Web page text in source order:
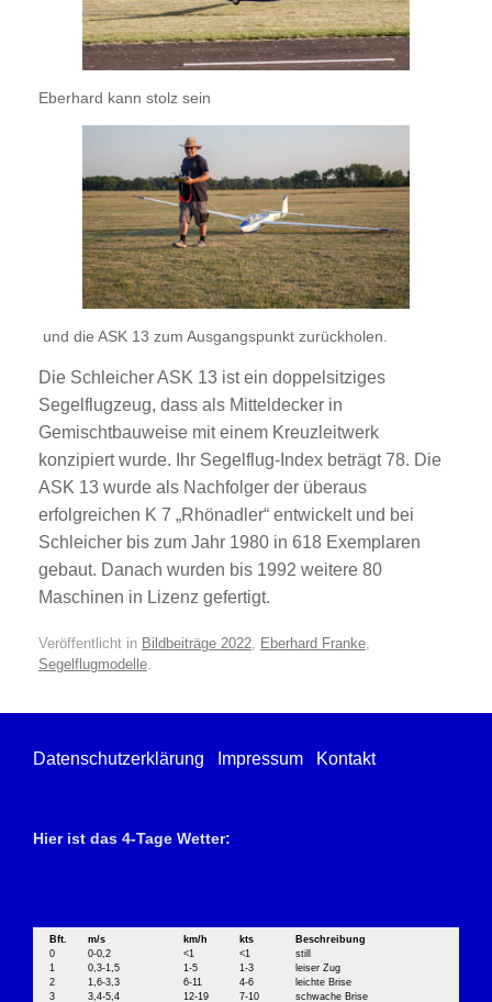
Eberhard kann stolz sein
und die ASK 13 zum Ausgangspunkt zurückholen.
Die Schleicher ASK 13 ist ein doppelsitziges
Segelflugzeug, dass als Mitteldecker in
Gemischtbauweise mit einem Kreuzleitwerk
konzipiert wurde. Ihr Segelflug-Index beträgt 78. Die
ASK 13 wurde als Nachfolger der überaus
erfolgreichen K 7 „Rhönadler“ entwickelt und bei
Schleicher bis zum Jahr 1980 in 618 Exemplaren
gebaut. Danach wurden bis 1992 weitere 80
Maschinen in Lizenz gefertigt.
Veröffentlicht in Bildbeiträge 2022 Eberhard Franke
Segelflugmodelle
Datenschutzerklärung Impressum Kontakt
Hier ist das 4-Tage Wetter:
Bft. m/s km/h kts
Beschreibung
0
0-0,2 <1 <1
still
1
0,3-1,5 1-5 1-3
leiser Zug
2
1,6-3,3 6-11 4-6
leichte Brise
3
3,4-5,4 12-19 7-10 schwache Brise